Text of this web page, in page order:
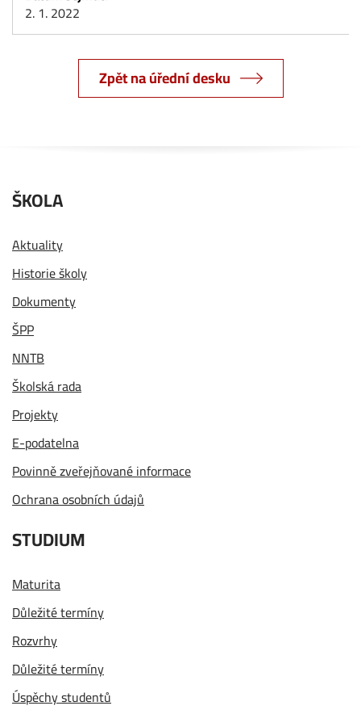
2. 1. 2022
Zpět na úřední desku
ŠKOLA
Aktuality
Historie školy
Dokumenty
ŠPP
NNTB
Školská rada
Projekty
E-podatelna
Povinně zveřejňované informace
Ochrana osobních údajů
STUDIUM
Maturita
Důležité termíny
Rozvrhy
Důležité termíny
Úspěchy studentů